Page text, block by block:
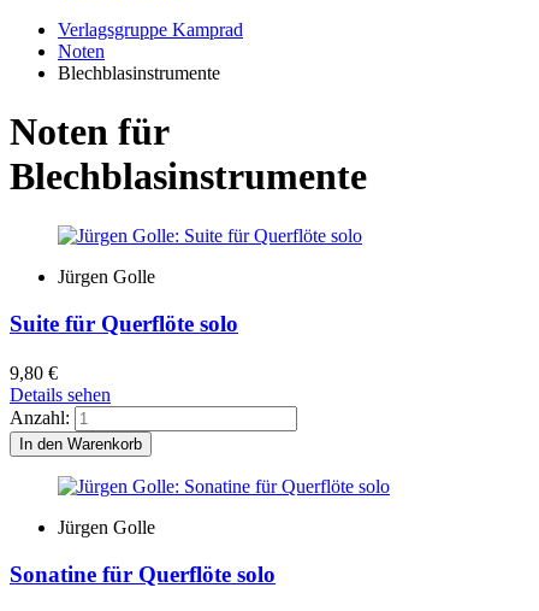
Verlagsgruppe Kamprad
Noten
Blechblasinstrumente
Noten für
Blechblasinstrumente
Jürgen Golle
Suite für Querflöte solo
9,80 €
Details sehen
Anzahl:
Jürgen Golle
Sonatine für Querflöte solo